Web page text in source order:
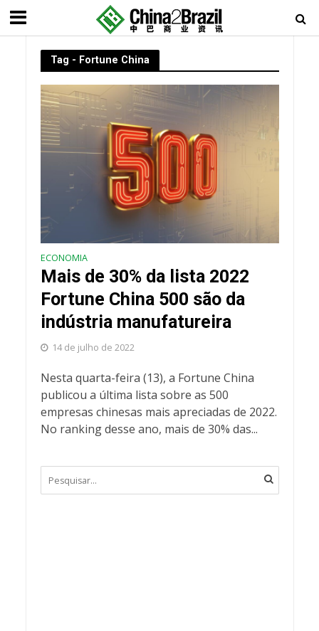
Tag - Fortune China
ECONOMIA
Mais de 30% da lista 2022
Fortune China 500 são da
indústria manufatureira
14 de julho de 2022
Nesta quarta-feira (13), a Fortune China
publicou a última lista sobre as 500
empresas chinesas mais apreciadas de 2022.
No ranking desse ano, mais de 30% das...